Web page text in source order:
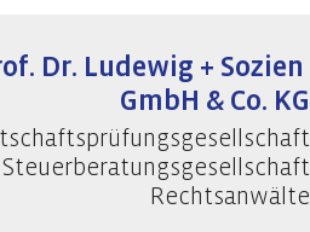
Dr. Ludewig + Sozien
GmbH & Co. KG
Steuerberatungsgesellschaft
Rechtsanwälte